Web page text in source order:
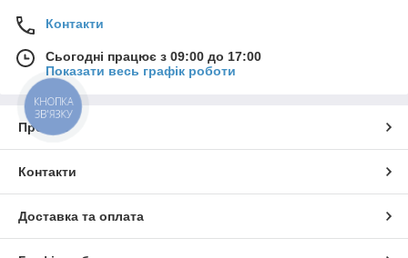
Контакти
Сьогодні працює з 09:00 до 17:00
Показати весь графік роботи
Про нас
Контакти
Доставка та оплата
КНОПКА
ЗВ'ЯЗКУ